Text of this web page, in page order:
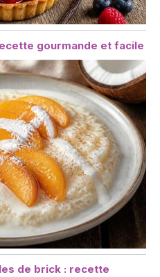
gourmande et facile
de brick : recette